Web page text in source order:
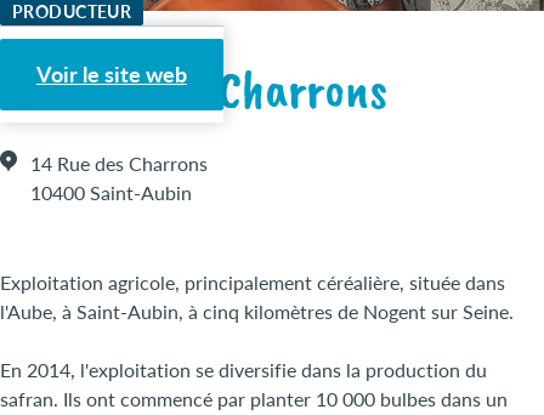
PRODUCTEUR
Voir le site web
Safran des Charrons
14 Rue des Charrons
10400 Saint-Aubin
Exploitation agricole, principalement céréalière, située dans
l'Aube, à Saint-Aubin, à cinq kilomètres de Nogent sur Seine.
En 2014, l'exploitation se diversifie dans la production du
safran. Ils ont commencé par planter 10 000 bulbes dans un